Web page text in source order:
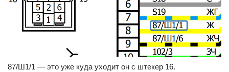
87/Ш1/1 — это уже куда уходит он с штекер 16.